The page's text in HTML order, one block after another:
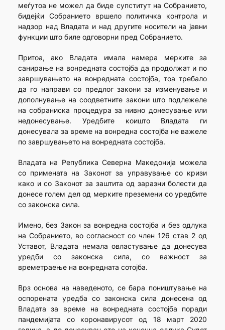
меѓутоа не можел да биде супститут на Собранието,
бидејќи Собранието вршело политичка контрола и
надзор над Владата и над другите носители на јавни
функции што биле одговорни пред Собранието.
Притоа, ако Владата имала намера мерките за
санирање на вонредната состојба да продолжат и по
завршувањето на вонредната состојба, тоа требало
да го направи со предлог закони за изменување и
дополнување на соодветните закони што подлежеле
на собраниска процедура за нивно донесување или
недонесување. Уредбите коишто Владата ги
донесувала за време на вонредна состојба не важеле
по завршувањето на вонредната состојба.
Владата на Република Северна Македонија можела
со примената на Законот за управување со кризи
како и со Законот за заштита од заразни болести да
донесе голем дел од мерките преземени со уредбите
со законска сила.
Имено, без Закон за вонредна состојба и без одлука
на Собранието, во согласност со член 126 став 2 од
Уставот, Владата немала овластување да донесува
уредби со законска сила, со важност за
времетраење на вонредната сотојба.
Врз основа на наведеното, се бара поништување на
оспорената уредба со законска сила донесена од
Владата за време на вонредната состојба поради
пандемијата со коронавирусот од 18 март 2020